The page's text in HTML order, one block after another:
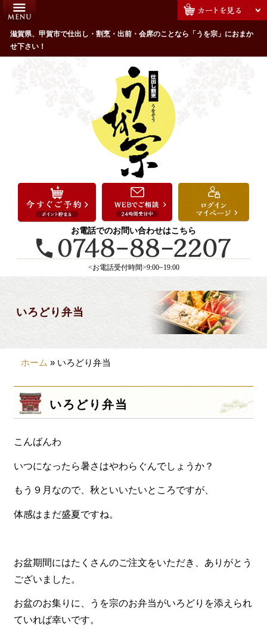
滋賀県、甲賀市で仕出し・割烹・出前・会席のことなら「うを宗」におまか
せ下さい！
お電話でのお問い合わせはこちら
<お電話受付時間>9:00~19:00
いろどり弁当
HOME
うを宗のこだわり
配達エリア・注文方法
お祝い・ハレの日
法事・法要
接待・おもてなし
会議・セミナー弁当
製薬会社様向け
観光・行楽
価格から選ぶ
~999円
1,000~1,999円
2,000~2,999円
3,000~3999円
4,000~7999円
お肉メイン弁当
お魚メイン弁当
お野菜メイン弁当
ホーム » いろどり弁当
いろどり弁当
こんばんわ
いつになったら暑さはやわらぐんでしょうか？
もう９月なので、秋といいたいところですが、
体感はまだ盛夏ですね。
お盆期間にはたくさんのご注文をいただき、ありがとう
ございました。
お盆のお集りに、うを宗のお弁当がいろどりを添えられ
ていれば幸いです。